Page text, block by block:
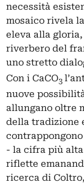
necessità
mosaico rivela
eleva alla
riverbero del
uno stretto
Con i CaCO3
nuove
allungano oltre
della tradizione
- la cifra più
riflette
ricerca di